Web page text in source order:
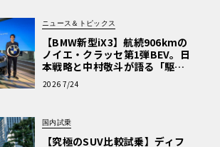
ニュース＆トピックス
【BMW新型iX3】航続906kmの
ノイエ・クラッセ第1弾BEV。日
本戦略と中村敬斗が語る「駆け
ぬける歓び」
2026 7/24
国内試乗
【究極のSUV比較試乗】ディフ